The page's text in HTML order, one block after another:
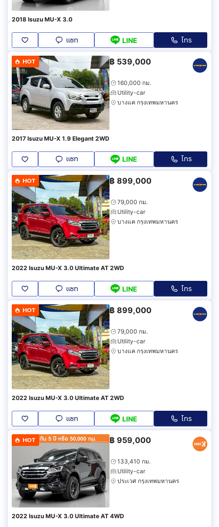
2018 Isuzu MU-X 3.0
แชท LINE โทร
HOT ฿ 539,000
160,000 กม.
Utility-car
บางแค กรุงเทพมหานคร
2017 Isuzu MU-X 1.9 Elegant 2WD
แชท LINE โทร
HOT ฿ 899,000
79,000 กม.
Utility-car
บางแค กรุงเทพมหานคร
2022 Isuzu MU-X 3.0 Ultimate AT 2WD
แชท LINE โทร
HOT ฿ 899,000
79,000 กม.
Utility-car
บางแค กรุงเทพมหานคร
2022 Isuzu MU-X 3.0 Ultimate AT 2WD
แชท LINE โทร
HOT ฿ 959,000
133,410 กม.
Utility-car
ประเวศ กรุงเทพมหานคร
2022 Isuzu MU-X 3.0 Ultimate AT 4WD